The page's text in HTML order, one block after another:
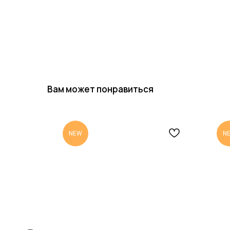
Вам может понравиться
NEW